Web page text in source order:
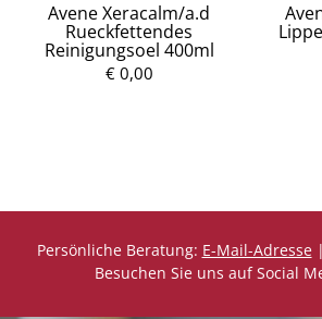
Avene Xeracalm/a.d
Rueckfettendes
Reinigungsoel 400ml
€ 0,00
Persönliche Beratung: E-Mail-Adresse|
Besuchen Sie uns auf Social